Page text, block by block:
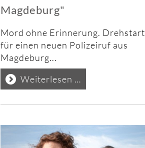
Magdeburg"
Mord ohne Erinnerung. Drehstart
für einen neuen Polizeiruf aus
Magdeburg...
Weiterlesen …
für:
"Polizeiruf